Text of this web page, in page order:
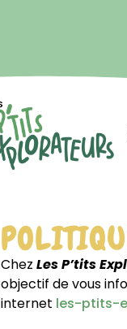
Chez Les P’tits
objectif de vous
internet les-ptits-